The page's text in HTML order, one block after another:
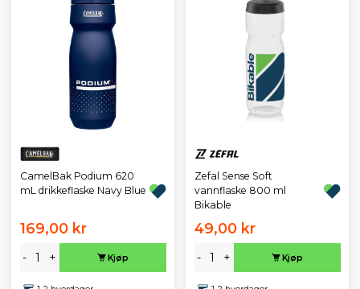
CamelBak Podium 620
mL drikkeflaske Navy Blue
169,00 kr
- + Kjøp
Zefal Sense Soft
vannflaske 800 ml
Bikable
49,00 kr
- + Kjøp